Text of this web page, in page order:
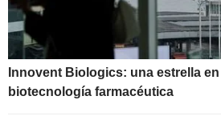
Innovent Biologics: una estrella
biotecnología farmacéutica